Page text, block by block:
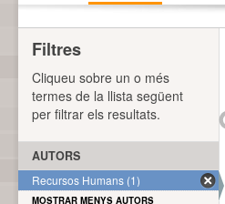
Filtres
Cliqueu sobre un o més
termes de la llista següent
per filtrar els resultats.
AUTORS
Recursos Humans (1)
MOSTRAR MENYS AUTORS